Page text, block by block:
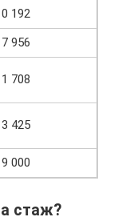
192
956
708
425
000
стаж?